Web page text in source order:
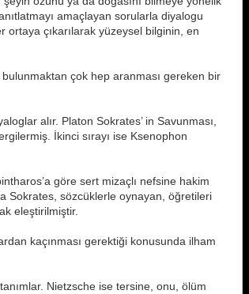
amaçlayan sorularla diyalogu
ortaya çıkarılarak yüzeysel bilginin, en
çok hep aranması gereken bir
alır. Platon Sokrates’ in Savunması,
İkinci sırayı ise Ksenophon
göre sert mizaçlı nefsine hakim
Sokrates, sözcüklerle oynayan, öğretileri
eleştirilmiştir.
kaçınması gerektiği konusunda ilham
Nietzsche ise tersine, onu, ölüm